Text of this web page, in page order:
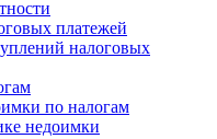
платежей
налоговых
по налогам
недоимки